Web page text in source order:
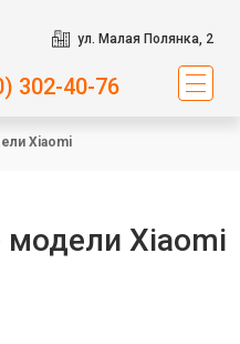
ул. Малая Полянка, 2
302-40-76
Xiaomi
Xiaomi